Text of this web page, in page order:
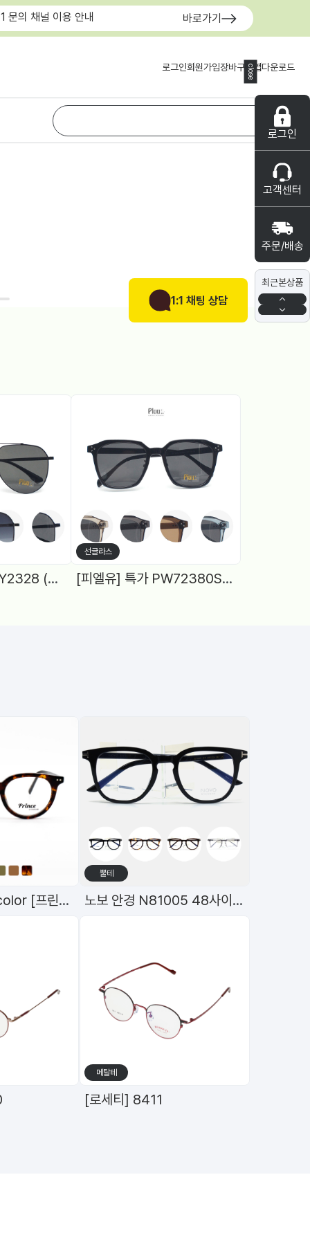
close
로그인
고객센터
주문/배송
최근본상품
1:1 채팅 상담
문의 채널 이용 안내 바로가기
로그인회원가입장바구니앱다운로드
[피엘유] 특가 PLY2328 (57) 보잉, 4Color
선글라스
[피엘유] 특가 PW72380S (54) 뿔테 다각, 편광, 5Color
원형뿔테(48)6color [프린스]98597
뿔테
노보 안경 N81005 48사이즈 고품격 TR 안경
메탈테
[로세티] 8411